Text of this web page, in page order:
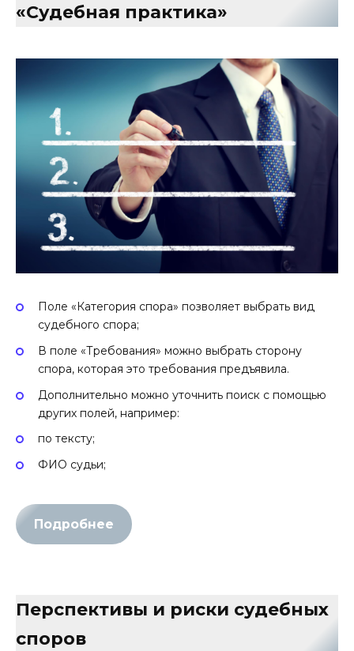
«Судебная практика»
Поле «Категория спора» позволяет выбрать вид
судебного спора;
В поле «Требования» можно выбрать сторону
спора, которая это требования предъявила.
Дополнительно можно уточнить поиск с помощью
других полей, например:
по тексту;
ФИО судьи;
Подробнее
Перспективы и риски судебных
споров